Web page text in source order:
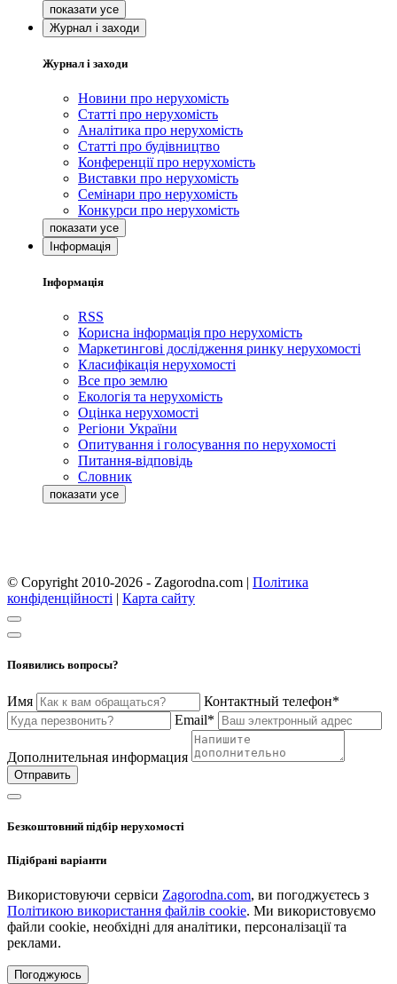
Журнал і заходи
Журнал і заходи
Новини про нерухомість
Статті про нерухомість
Аналітика про нерухомість
Статті про будівництво
Конференції про нерухомість
Виставки про нерухомість
Семінари про нерухомість
Конкурси про нерухомість
Інформація
Інформація
RSS
Корисна інформація про нерухомість
Маркетингові дослідження ринку нерухомості
Класифікація нерухомості
Все про землю
Екологія та нерухомість
Оцінка нерухомості
Регіони України
Опитування і голосування по нерухомості
Питання-відповідь
Словник
© Copyright 2010-2026 - Zagorodna.com | Політика
конфіденційності | Карта сайту
Появились вопросы?
Имя
Контактный телефон*
Email*
Дополнительная информация
Отправить
Безкоштовний підбір нерухомості
Підібрані варіанти
Використовуючи сервіси Zagorodna.com, ви погоджуєтесь з
Політикою використання файлів cookie. Ми використовуємо
файли cookie, необхідні для аналітики, персоналізації та
реклами.
Погоджуюсь